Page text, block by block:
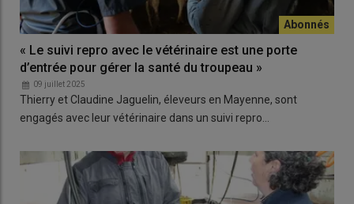
« Le suivi repro avec le vétérinaire est une porte
d’entrée pour gérer la santé du troupeau »
09 juillet 2025
Thierry et Claudine Jaguelin, éleveurs en Mayenne, sont
engagés avec leur vétérinaire dans un suivi repro…